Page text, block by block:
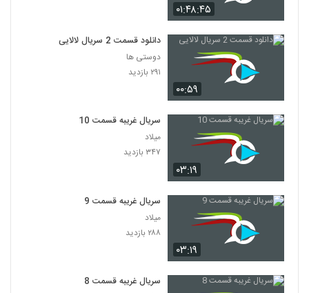
۰۱:۴۸:۴۵
۰۰:۵۹
دانلود قسمت 2 سریال لالایی
دوستی ها
۲۹۱ بازدید
۰۳:۱۹
سریال غریبه قسمت 10
میلاد
۳۴۷ بازدید
۰۳:۱۹
سریال غریبه قسمت 9
میلاد
۲۸۸ بازدید
سریال غریبه قسمت 8